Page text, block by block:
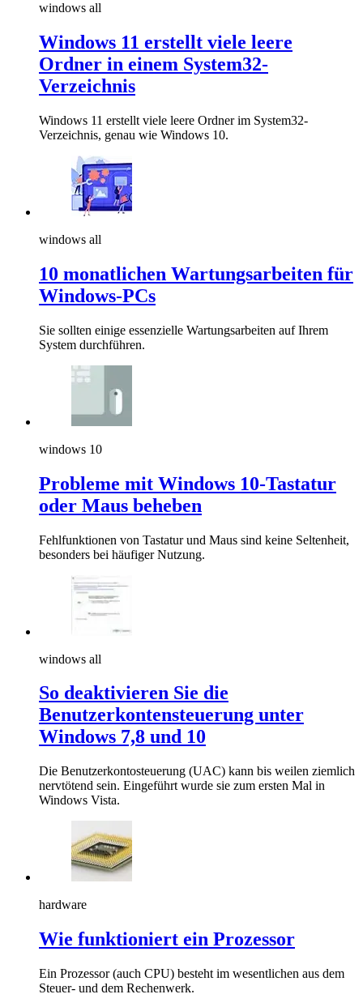
windows all
Windows 11 erstellt viele leere
Ordner in einem System32-
Verzeichnis
Windows 11 erstellt viele leere Ordner im System32-
Verzeichnis, genau wie Windows 10.
windows all
10 monatlichen Wartungsarbeiten für
Windows-PCs
Sie sollten einige essenzielle Wartungsarbeiten auf Ihrem
System durchführen.
windows 10
Probleme mit Windows 10-Tastatur
oder Maus beheben
Fehlfunktionen von Tastatur und Maus sind keine Seltenheit,
besonders bei häufiger Nutzung.
windows all
So deaktivieren Sie die
Benutzerkontensteuerung unter
Windows 7,8 und 10
Die Benutzerkontosteuerung (UAC) kann bis weilen ziemlich
nervtötend sein. Eingeführt wurde sie zum ersten Mal in
Windows Vista.
hardware
Wie funktioniert ein Prozessor
Ein Prozessor (auch CPU) besteht im wesentlichen aus dem
Steuer- und dem Rechenwerk.